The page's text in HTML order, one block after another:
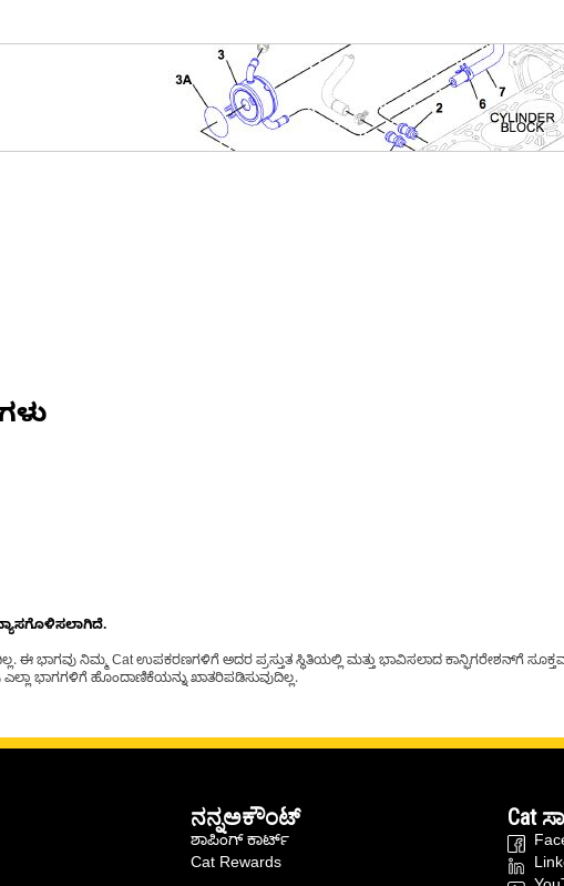
ಈ ಭಾಗವು ನಿಮ್ಮ Cat ಉಪಕರಣಗಳಿಗೆ ಅದರ ಪ್ರಸ್ತುತ ಸ್ಥಿತಿಯಲ್ಲಿ ಮತ್ತು ಭಾವಿಸಲಾದ ಕಾನ್ಫಿಗರೇಶನ್‌ಗೆ
ಭಾಗಗಳಿಗೆ ಹೊಂದಾಣಿಕೆಯನ್ನು ಖಾತರಿಪಡಿಸುವುದಿಲ್ಲ.
ನನ್ನಅಕೌಂಟ್
ಶಾಪಿಂಗ್ ಕಾರ್ಟ್
Cat Rewards
Cat